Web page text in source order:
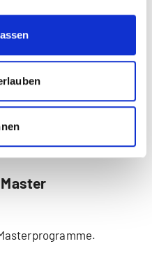
gibt es?
Livestream am Abend.
sie angerechnet.